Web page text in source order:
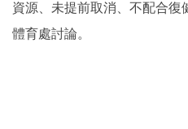
資源、未提前取消、不配合復
體育處討論。